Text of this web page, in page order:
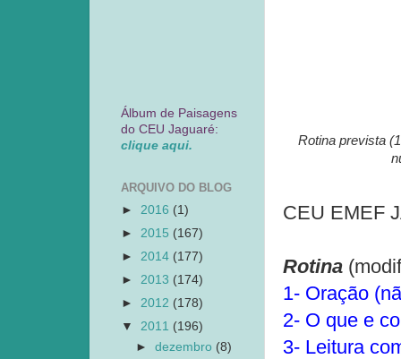
Rotina prevista
CEU EMEF
Rotina
1- Oração
2- O que e
3- Leitura
Álbum de Paisagens
do CEU Jaguaré:
clique aqui.
ARQUIVO DO BLOG
► 2016 (1)
► 2015 (167)
► 2014 (177)
► 2013 (174)
► 2012 (178)
▼ 2011 (196)
►dezembro (8)